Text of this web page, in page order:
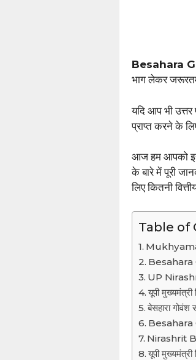
Besahara
भाग लेकर
यदि आप भी
प्राप्त करने के
आज हम आपको
के बारे में पूरी
लिए कितनी
Table of
Besahara
UP
यूपी मुख्यमंत्री
बेसहारा गोवंश
Besahara
Nirashrit
यूपी मुख्यमंत्री